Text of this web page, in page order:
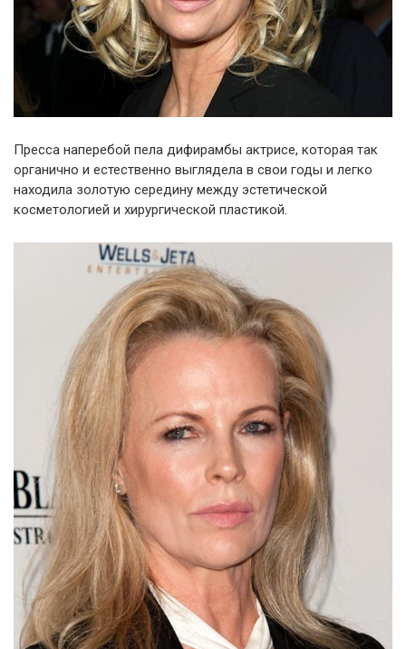
Пресса наперебой пела дифирамбы актрисе, которая так
органично и естественно выглядела в свои годы и легко
находила золотую середину между эстетической
косметологией и хирургической пластикой.